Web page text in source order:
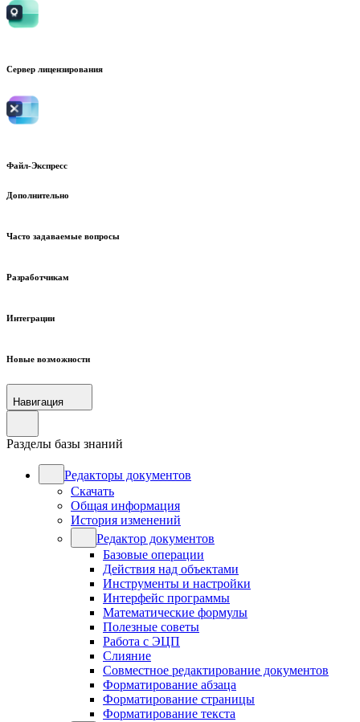
Сервер лицензирования
Файл-Экспресс
Дополнительно
Часто задаваемые вопросы
Разработчикам
Интеграции
Новые возможности
Навигация
Разделы базы знаний
Редакторы документов
Скачать
Общая информация
История изменений
Редактор документов
Базовые операции
Действия над объектами
Инструменты и настройки
Интерфейс программы
Математические формулы
Полезные советы
Работа с ЭЦП
Слияние
Совместное редактирование документов
Форматирование абзаца
Форматирование страницы
Форматирование текста